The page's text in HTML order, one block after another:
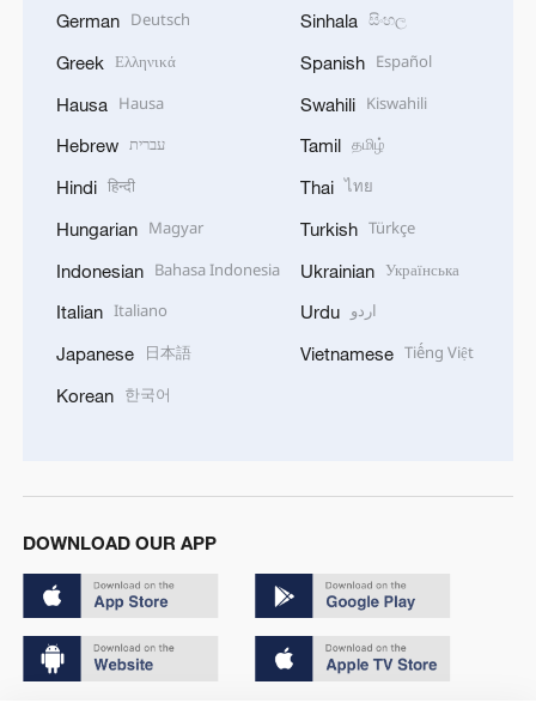
German Deutsch
Greek Ελληνικά
Hausa Hausa
Hebrew עברית
Hindi हिन्दी
Hungarian Magyar
Indonesian Bahasa Indonesia
Italian Italiano
Japanese 日本語
Korean 한국어
Sinhala සිංහල
Spanish Español
Swahili Kiswahili
Tamil தமிழ்
Thai ไทย
Turkish Türkçe
Ukrainian Українська
Urdu اردو
Vietnamese Tiếng Việt
DOWNLOAD OUR APP